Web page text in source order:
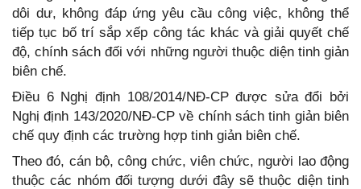
dôi dư, không đáp ứng yêu cầu công việc, không thể
tiếp tục bố trí sắp xếp công tác khác và giải quyết chế
độ, chính sách đối với những người thuộc diện tinh giản
biên chế.
Điều 6 Nghị định 108/2014/NĐ-CP được sửa đổi bởi
Nghị định 143/2020/NĐ-CP về chính sách tinh giản biên
chế quy định các trường hợp tinh giản biên chế.
Theo đó, cán bộ, công chức, viên chức, người lao động
thuộc các nhóm đối tượng dưới đây sẽ thuộc diện tinh